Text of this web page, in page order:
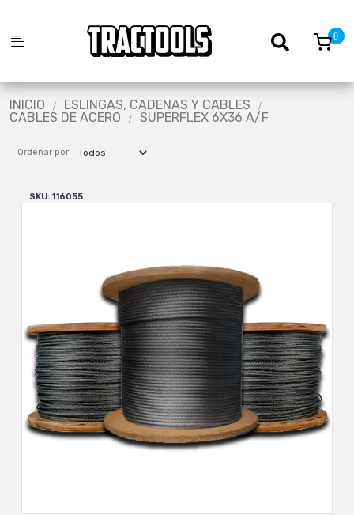
INICIO
ESLINGAS, CADENAS Y CABLES
CABLES DE ACERO
SUPERFLEX 6X36 A/F
Ordenar por
SKU: 116055